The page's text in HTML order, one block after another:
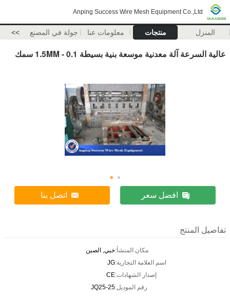
Anping Success Wire Mesh Equipment Co.,Ltd
المنزل منتجات معلومات عنا جولة في المصنع >>
عالية السرعة آلة معدنية موسعة بنية بسيطة 0.1 - 1.5MM سمك
افضل سعر اتصل بنا
تفاصيل المنتج
مكان المنشأ:خبي, الصين
اسم العلامة التجارية:JG
إصدار الشهادات:CE
رقم الموديل:JQ25-25